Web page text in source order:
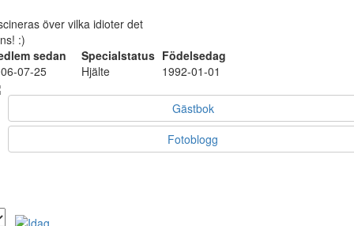
över vilka idioter det
:)
sedan
Specialstatus Födelsedag
07-25
Hjälte 1992-01-01
Gästbok
Fotoblogg